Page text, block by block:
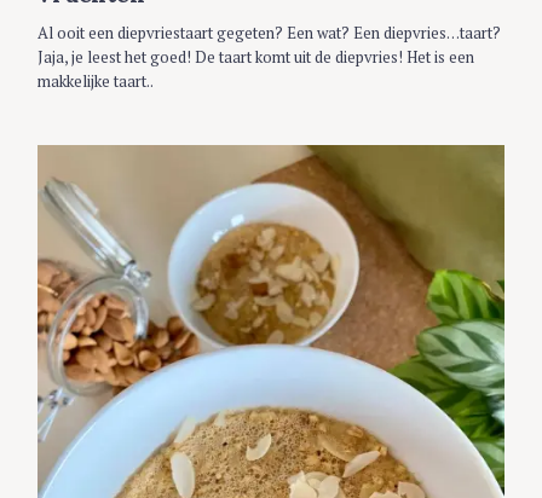
Al ooit een diepvriestaart gegeten? Een wat? Een diepvries…taart?
Jaja, je leest het goed! De taart komt uit de diepvries! Het is een
makkelijke taart..